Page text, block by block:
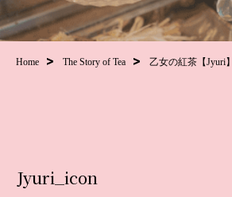
Home The Story of Tea 乙女の紅茶【Jyuri】
Jyuri_icon